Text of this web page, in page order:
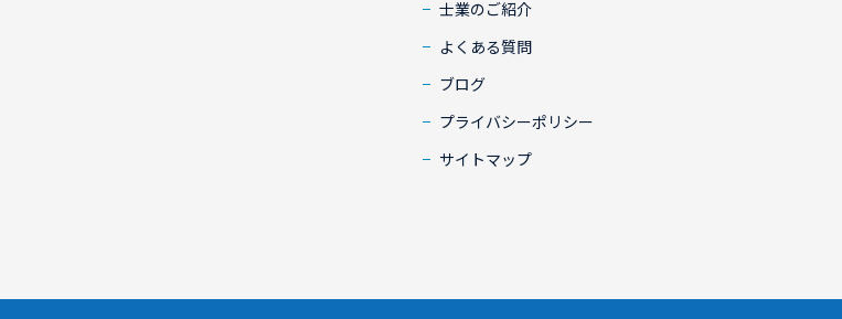
士業のご紹介
よくある質問
ブログ
プライバシーポリシー
サイトマップ